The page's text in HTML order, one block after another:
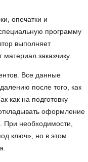
опечатки и
программу
выполняет
заказчику.
Все данные
после того, как
как на подготовку
оформление
При необходимости,
ключ», но в этом